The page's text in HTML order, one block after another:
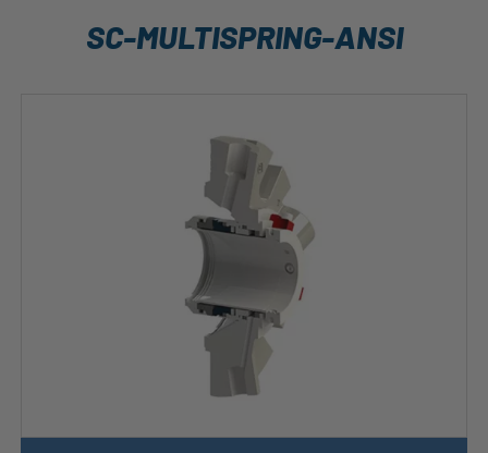
SC-MULTISPRING-ANSI